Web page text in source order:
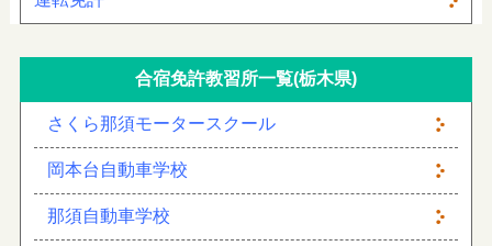
合宿免許教習所一覧(栃木県)
さくら那須モータースクール
岡本台自動車学校
那須自動車学校